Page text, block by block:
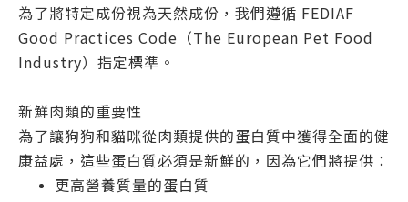
為了將特定成份視為天然成份，我們遵循 FEDIAF
Good Practices Code（The European Pet Food
Industry）指定標準。
新鮮肉類的重要性
為了讓狗狗和貓咪從肉類提供的蛋白質中獲得全面的健
康益處，這些蛋白質必須是新鮮的，因為它們將提供：
更高營養質量的蛋白質